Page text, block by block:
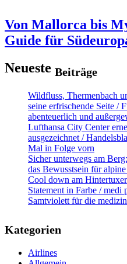
Von Mallorca bis
Guide für
Neueste Beiträge
Wildfluss, Thermenbach
seine erfrischende Seite /
abenteuerlich und
Lufthansa City Center
ausgezeichnet /
Mal in Folge vorn
Sicher unterwegs am
das Bewusstsein für
Cool down am
Statement in Farbe / medi
Samtviolett für die
Kategorien
Airlines